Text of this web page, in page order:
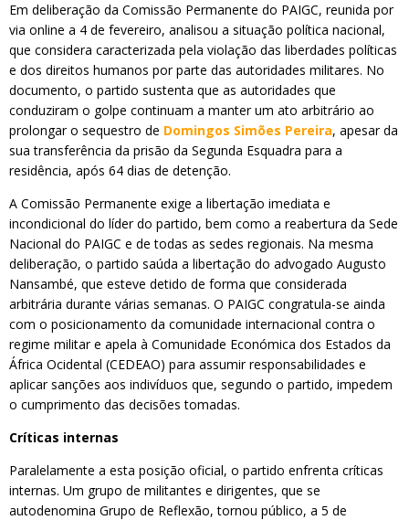
Em deliberação da Comissão Permanente do PAIGC, reunida por
via online a 4 de fevereiro, analisou a situação política nacional,
que considera caracterizada pela violação das liberdades políticas
e dos direitos humanos por parte das autoridades militares. No
documento, o partido sustenta que as autoridades que
conduziram o golpe continuam a manter um ato arbitrário ao
prolongar o sequestro de Domingos Simões Pereira, apesar da
sua transferência da prisão da Segunda Esquadra para a
residência, após 64 dias de detenção.
A Comissão Permanente exige a libertação imediata e
incondicional do líder do partido, bem como a reabertura da Sede
Nacional do PAIGC e de todas as sedes regionais. Na mesma
deliberação, o partido saúda a libertação do advogado Augusto
Nansambé, que esteve detido de forma que considerada
arbitrária durante várias semanas. O PAIGC congratula-se ainda
com o posicionamento da comunidade internacional contra o
regime militar e apela à Comunidade Económica dos Estados da
África Ocidental (CEDEAO) para assumir responsabilidades e
aplicar sanções aos indivíduos que, segundo o partido, impedem
o cumprimento das decisões tomadas.
Críticas internas
Paralelamente a esta posição oficial, o partido enfrenta críticas
internas. Um grupo de militantes e dirigentes, que se
autodenomina Grupo de Reflexão, tornou público, a 5 de